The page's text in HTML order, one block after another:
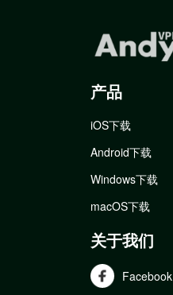
产品
iOS下载
Android下载
Windows下载
macOS下载
关于我们
Facebook